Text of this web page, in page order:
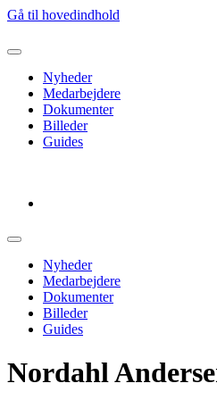
Gå til hovedindhold
Nyheder
Medarbejdere
Dokumenter
Billeder
Guides
Nyheder
Medarbejdere
Dokumenter
Billeder
Guides
Nordahl